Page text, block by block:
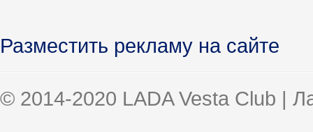
Разместить рекламу на сайте
© 2014-2020 LADA Vesta Club |